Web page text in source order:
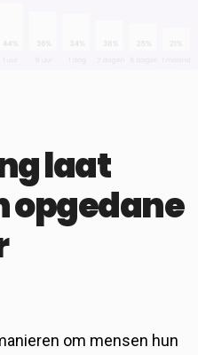
laat
opgedane
om mensen hun